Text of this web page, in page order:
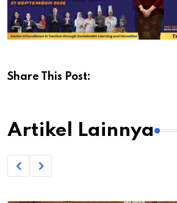
Share This Post:
Artikel Lainnya